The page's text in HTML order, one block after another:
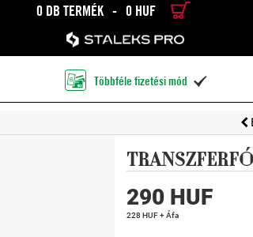
0 DB TERMÉK - 0 HUF
RÉSZLETES KERESÉS
Többféle fizetési mód 
290 HUF
228 HUF + Áfa